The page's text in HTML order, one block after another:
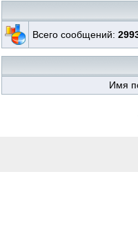
Всего сообщений:
Имя